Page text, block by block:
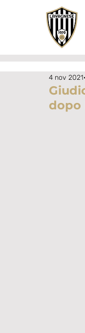
dopo
4 nov 2021